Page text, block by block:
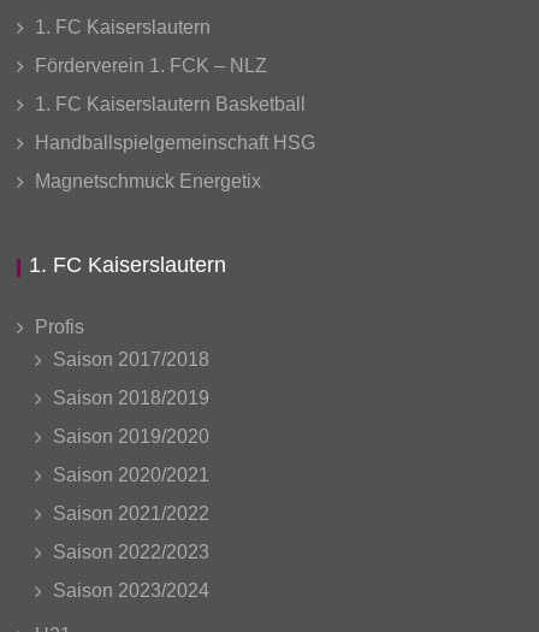
1. FC Kaiserslautern
Förderverein 1. FCK – NLZ
1. FC Kaiserslautern Basketball
Handballspielgemeinschaft HSG
Magnetschmuck Energetix
1. FC Kaiserslautern
Profis
Saison 2017/2018
Saison 2018/2019
Saison 2019/2020
Saison 2020/2021
Saison 2021/2022
Saison 2022/2023
Saison 2023/2024